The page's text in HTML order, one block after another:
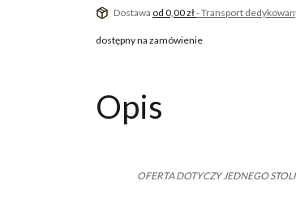
Dostawa od 0,00 zł- Transport
dostępny na zamówienie
Opis
OFERTA DOTYCZY JEDNEGO